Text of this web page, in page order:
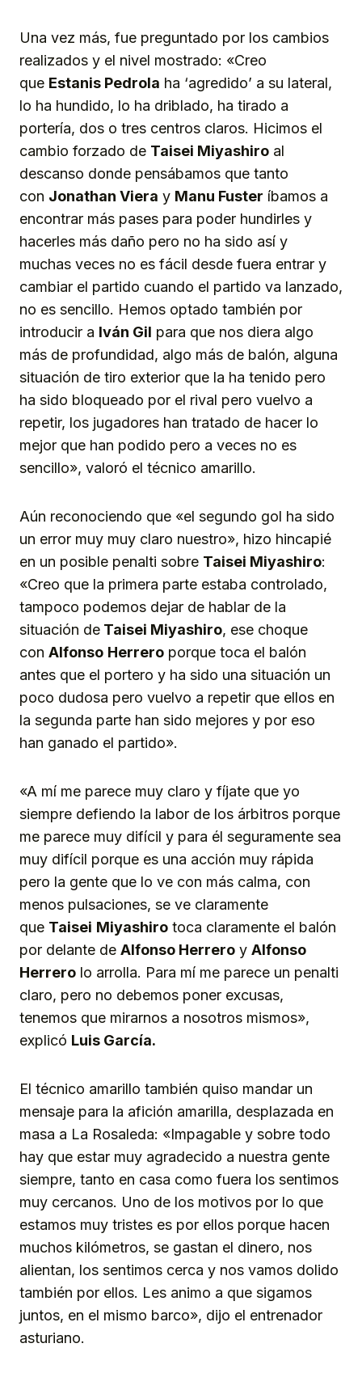
Una vez más, fue preguntado por los cambios
realizados y el nivel mostrado: «Creo
que Estanis Pedrola ha ‘agredido’ a su lateral,
lo ha hundido, lo ha driblado, ha tirado a
portería, dos o tres centros claros. Hicimos el
cambio forzado de Taisei Miyashiro al
descanso donde pensábamos que tanto
con Jonathan Viera y Manu Fuster íbamos a
encontrar más pases para poder hundirles y
hacerles más daño pero no ha sido así y
muchas veces no es fácil desde fuera entrar y
cambiar el partido cuando el partido va lanzado,
no es sencillo. Hemos optado también por
introducir a Iván Gil para que nos diera algo
más de profundidad, algo más de balón, alguna
situación de tiro exterior que la ha tenido pero
ha sido bloqueado por el rival pero vuelvo a
repetir, los jugadores han tratado de hacer lo
mejor que han podido pero a veces no es
sencillo», valoró el técnico amarillo.
Aún reconociendo que «el segundo gol ha sido
un error muy muy claro nuestro», hizo hincapié
en un posible penalti sobre Taisei Miyashiro:
«Creo que la primera parte estaba controlado,
tampoco podemos dejar de hablar de la
situación de Taisei Miyashiro, ese choque
con Alfonso Herrero porque toca el balón
antes que el portero y ha sido una situación un
poco dudosa pero vuelvo a repetir que ellos en
la segunda parte han sido mejores y por eso
han ganado el partido».
«A mí me parece muy claro y fíjate que yo
siempre defiendo la labor de los árbitros porque
me parece muy difícil y para él seguramente sea
muy difícil porque es una acción muy rápida
pero la gente que lo ve con más calma, con
menos pulsaciones, se ve claramente
que Taisei Miyashiro toca claramente el balón
por delante de Alfonso Herrero y Alfonso
Herrero lo arrolla. Para mí me parece un penalti
claro, pero no debemos poner excusas,
tenemos que mirarnos a nosotros mismos»,
explicó Luis García.
El técnico amarillo también quiso mandar un
mensaje para la afición amarilla, desplazada en
masa a La Rosaleda: «Impagable y sobre todo
hay que estar muy agradecido a nuestra gente
siempre, tanto en casa como fuera los sentimos
muy cercanos. Uno de los motivos por lo que
estamos muy tristes es por ellos porque hacen
muchos kilómetros, se gastan el dinero, nos
alientan, los sentimos cerca y nos vamos dolido
también por ellos. Les animo a que sigamos
juntos, en el mismo barco», dijo el entrenador
asturiano.